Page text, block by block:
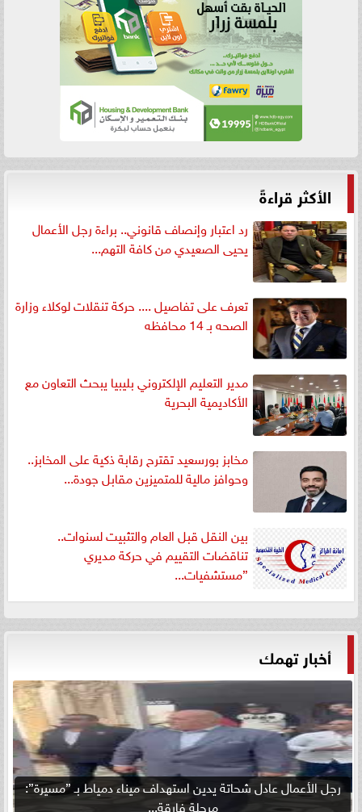
الأكثر قراءةً
رد اعتبار وإنصاف قانوني.. براءة رجل الأعمال
يحيى الصعيدي من كافة التهم...
تعرف على تفاصيل .... حركة تنقلات لوكلاء وزارة
الصحه بـ 14 محافظه
مدير التعليم الإلكتروني بليبيا يبحث التعاون مع
الأكاديمية البحرية
مخابز بورسعيد تقترح رقابة ذكية على المخابز..
وحوافز مالية للمتميزين مقابل جودة...
بين النقل قبل العام والتثبيت لسنوات..
تناقضات التقييم في حركة مديري
”مستشفيات...
أخبار تهمك
رجل الأعمال عادل شحاتة يدين استهداف ميناء دمياط بـ ”مسيرة”:
مرحلة فارقة...